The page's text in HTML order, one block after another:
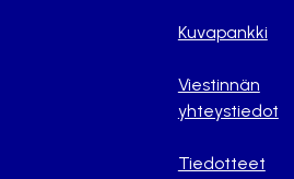
Kuvapankki
Viestinnän
yhteystiedot
Tiedotteet